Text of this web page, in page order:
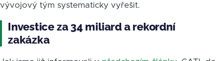
vývojový tým systematicky vyřešit.
Investice za 34 miliard a rekordní
zakázka